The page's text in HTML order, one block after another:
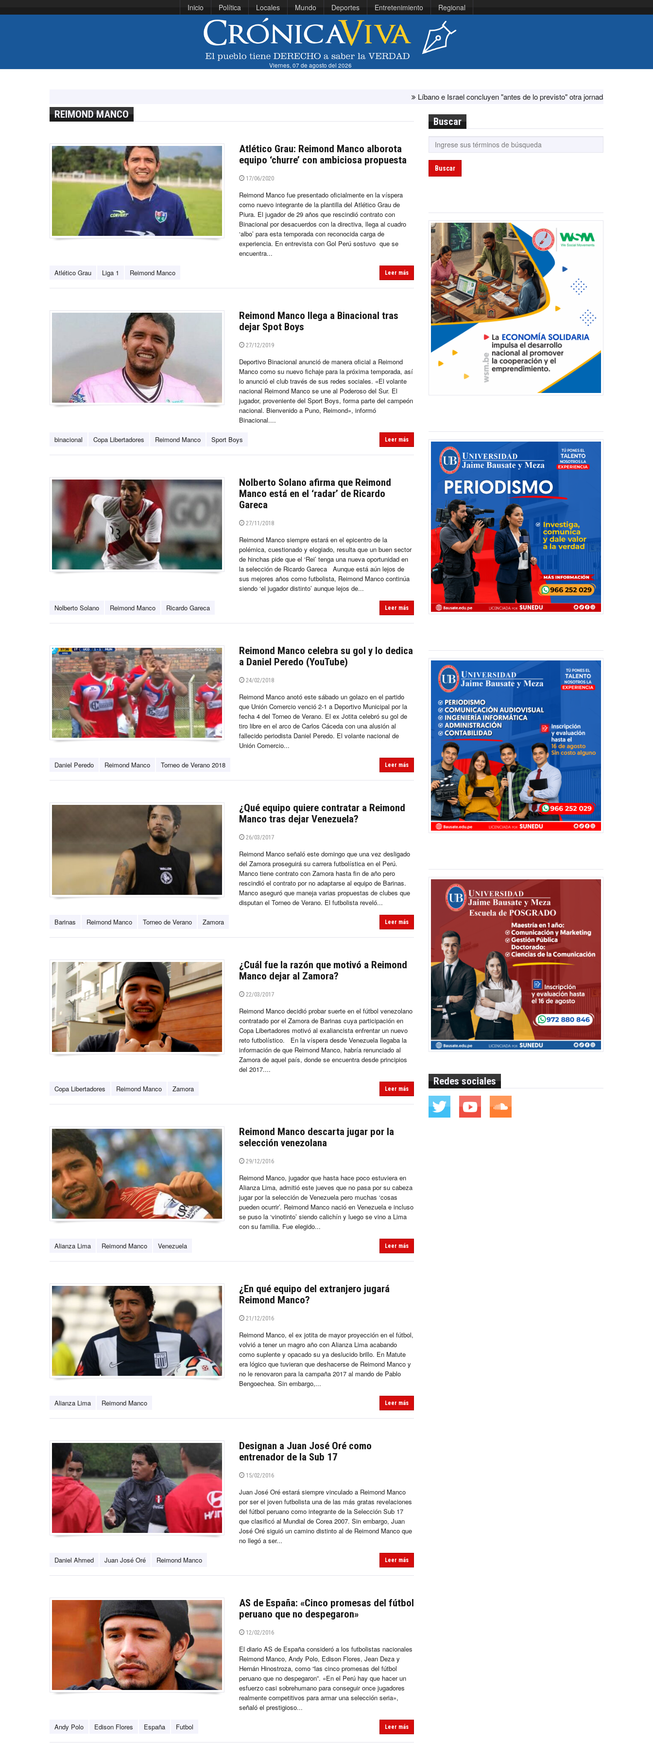
Inicio Política Locales Mundo Deportes Entretenimiento Regional
Viernes, 07 de agosto del 2026
Líbano e Israel concluyen "antes de lo previsto" otra jornada de diálogo por
REIMOND MANCO
Atlético Grau: Reimond Manco alborota
equipo ‘churre’ con ambiciosa propuesta
17/06/2020
Reimond Manco fue presentado oficialmente en la víspera
como nuevo integrante de la plantilla del Atlético Grau de
Piura. El jugador de 29 años que rescindió contrato con
Binacional por desacuerdos con la directiva, llega al cuadro
‘albo’ para esta temporada con reconocida carga de
experiencia. En entrevista con Gol Perú sostuvo que se
encuentra...
Atlético Grau Liga 1 Reimond Manco Leer más
Reimond Manco llega a Binacional tras
dejar Spot Boys
27/12/2019
Deportivo Binacional anunció de manera oficial a Reimond
Manco como su nuevo fichaje para la próxima temporada, así
lo anunció el club través de sus redes sociales. «El volante
nacional Reimond Manco se une al Poderoso del Sur. El
jugador, proveniente del Sport Boys, forma parte del campeón
nacional. Bienvenido a Puno, Reimond», informó
Binacional....
binacional Copa Libertadores Reimond Manco Sport Boys Leer más
Nolberto Solano afirma que Reimond
Manco está en el ‘radar’ de Ricardo
Gareca
27/11/2018
Reimond Manco siempre estará en el epicentro de la
polémica, cuestionado y elogiado, resulta que un buen sector
de hinchas pide que el ‘Rei’ tenga una nueva oportunidad en
la selección de Ricardo Gareca Aunque está aún lejos de
sus mejores años como futbolista, Reimond Manco continúa
siendo ‘el jugador distinto’ aunque lejos de...
Nolberto Solano Reimond Manco Ricardo Gareca Leer más
Reimond Manco celebra su gol y lo dedica
a Daniel Peredo (YouTube)
24/02/2018
Reimond Manco anotó este sábado un golazo en el partido
que Unión Comercio venció 2-1 a Deportivo Municipal por la
fecha 4 del Torneo de Verano. El ex Jotita celebró su gol de
tiro libre en el arco de Carlos Cáceda con una alusión al
fallecido periodista Daniel Peredo. El volante nacional de
Unión Comercio...
Daniel Peredo Reimond Manco Torneo de Verano 2018 Leer más
¿Qué equipo quiere contratar a Reimond
Manco tras dejar Venezuela?
26/03/2017
Reimond Manco señaló este domingo que una vez desligado
del Zamora proseguirá su carrera futbolística en el Perú.
Manco tiene contrato con Zamora hasta fin de año pero
rescindió el contrato por no adaptarse al equipo de Barinas.
Manco aseguró que maneja varias propuestas de clubes que
disputan el Torneo de Verano. El futbolista reveló...
Barinas Reimond Manco Torneo de Verano Zamora Leer más
¿Cuál fue la razón que motivó a Reimond
Manco dejar al Zamora?
22/03/2017
Reimond Manco decidió probar suerte en el fútbol venezolano
contratado por el Zamora de Barinas cuya participación en
Copa Libertadores motivó al exaliancista enfrentar un nuevo
reto futbolístico. En la víspera desde Venezuela llegaba la
información de que Reimond Manco, habría renunciado al
Zamora de aquel país, donde se encuentra desde principios
del 2017....
Copa Libertadores Reimond Manco Zamora Leer más
Reimond Manco descarta jugar por la
selección venezolana
29/12/2016
Reimond Manco, jugador que hasta hace poco estuviera en
Alianza Lima, admitió este jueves que no pasa por su cabeza
jugar por la selección de Venezuela pero muchas ‘cosas
pueden ocurrir’. Reimond Manco nació en Venezuela e incluso
se puso la ‘vinotinto’ siendo calichín y luego se vino a Lima
con su familia. Fue elegido...
Alianza Lima Reimond Manco Venezuela Leer más
¿En qué equipo del extranjero jugará
Reimond Manco?
21/12/2016
Reimond Manco, el ex jotita de mayor proyección en el fútbol,
volvió a tener un magro año con Alianza Lima acabando
como suplente y opacado su ya deslucido brillo. En Matute
era lógico que tuvieran que deshacerse de Reimond Manco y
no le renovaron para la campaña 2017 al mando de Pablo
Bengoechea. Sin embargo,...
Alianza Lima Reimond Manco Leer más
Designan a Juan José Oré como
entrenador de la Sub 17
15/02/2016
Juan José Oré estará siempre vinculado a Reimond Manco
por ser el joven futbolista una de las más gratas revelaciones
del fútbol peruano como integrante de la Selección Sub 17
que clasificó al Mundial de Corea 2007. Sin embargo, Juan
José Oré siguió un camino distinto al de Reimond Manco que
no llegó a ser...
Daniel Ahmed Juan José Oré Reimond Manco Leer más
AS de España: «Cinco promesas del fútbol
peruano que no despegaron»
12/02/2016
El diario AS de España consideró a los futbolistas nacionales
Reimond Manco, Andy Polo, Edison Flores, Jean Deza y
Hernán Hinostroza, como “las cinco promesas del fútbol
peruano que no despegaron”. «En el Perú hay que hacer un
esfuerzo casi sobrehumano para conseguir once jugadores
realmente competitivos para armar una selección seria»,
señaló el prestigioso...
Andy Polo Edison Flores España Futbol Leer más
Buscar
Buscar
Redes sociales